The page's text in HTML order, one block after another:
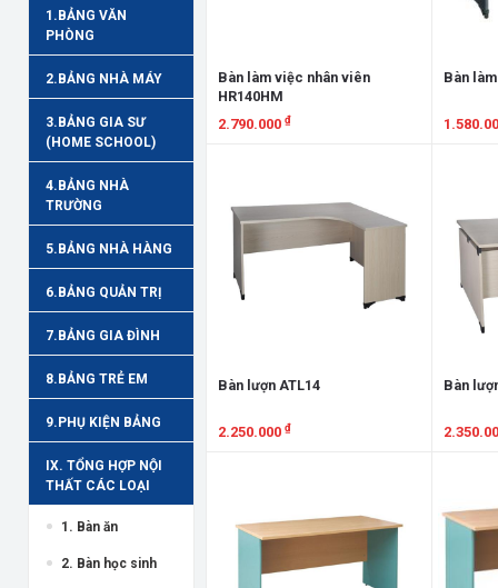
1.BẢNG VĂN
PHÒNG
2.BẢNG NHÀ MÁY
3.BẢNG GIA SƯ
(HOME SCHOOL)
4.BẢNG NHÀ
TRƯỜNG
5.BẢNG NHÀ HÀNG
6.BẢNG QUẢN TRỊ
7.BẢNG GIA ĐÌNH
8.BẢNG TRẺ EM
9.PHỤ KIỆN BẢNG
IX. TỔNG HỢP NỘI
THẤT CÁC LOẠI
1. Bàn ăn
2. Bàn học sinh
Bàn làm việc nhân viên
HR140HM
2.790.000 ₫
Bàn
Bàn lượn ATL14
2.250.000 ₫
Bàn